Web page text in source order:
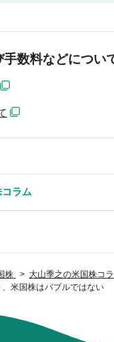
株
大山季之の米国株コ
米国株はバブルではない
手数料などについ
ラム